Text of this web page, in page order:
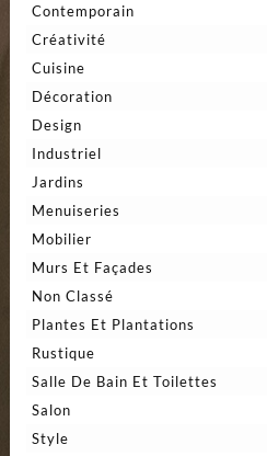
Contemporain
Créativité
Cuisine
Décoration
Design
Industriel
Jardins
Menuiseries
Mobilier
Murs Et Façades
Non Classé
Plantes Et Plantations
Rustique
Salle De Bain Et Toilettes
Salon
Style